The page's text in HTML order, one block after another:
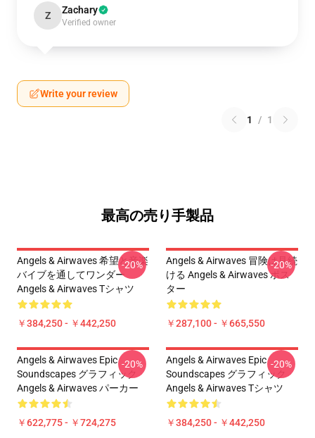
Z Zachary
Verified owner
Write your review
1 / 1
最高の売り手製品
Angels & Airwaves 希望と音楽
バイブを通してワンダー
Angels & Airwaves Tシャツ
￥384,250 - ￥442,250
-20%
Angels & Airwaves 冒険は見続
ける Angels & Airwaves ポス
ター
￥287,100 - ￥665,550
-20%
Angels & Airwaves Epic
Soundscapes グラフィック
Angels & Airwaves パーカー
￥622,775 - ￥724,275
-20%
Angels & Airwaves Epic
Soundscapes グラフィック
Angels & Airwaves Tシャツ
￥384,250 - ￥442,250
-20%